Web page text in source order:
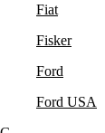
Fiat
Fisker
Ford
Ford USA